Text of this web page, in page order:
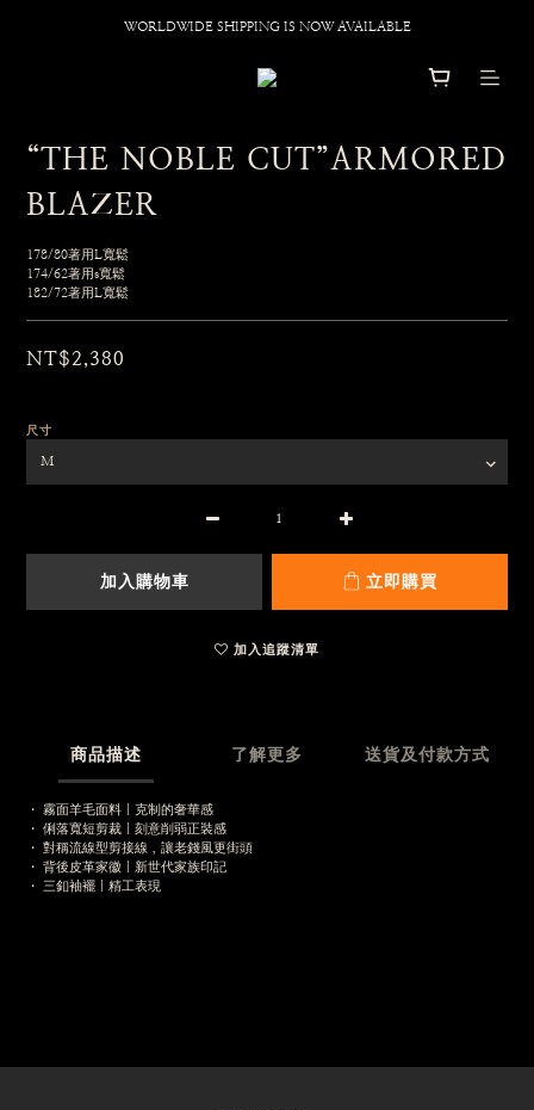
WORLDWIDE SHIPPING IS NOW AVAILABLE
“THE NOBLE CUT”ARMORED
BLAZER
178/80著用L寬鬆
174/62著用s寬鬆
182/72著用L寬鬆
NT$2,380
尺寸
加入購物車 立即購買
加入追蹤清單
商品描述 了解更多 送貨及付款方式
・ 霧面羊毛面料｜克制的奢華感
・ 俐落寬短剪裁｜刻意削弱正裝感
・ 對稱流線型剪接線，讓老錢風更街頭
・ 背後皮革家徽｜新世代家族印記
・ 三釦袖襬｜精工表現